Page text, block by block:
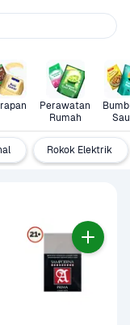
Perawatan
Rumah
Rokok Elektrik